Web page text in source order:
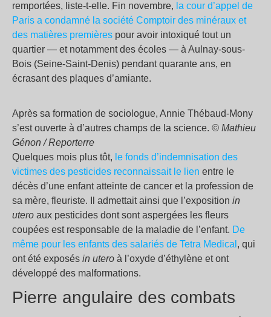
remportées, liste-t-elle. Fin novembre, la cour d’appel de
Paris a condamné la société Comptoir des minéraux et
des matières premières pour avoir intoxiqué tout un
quartier — et notamment des écoles — à Aulnay-sous-
Bois (Seine-Saint-Denis) pendant quarante ans, en
écrasant des plaques d’amiante.
Après sa formation de sociologue, Annie Thébaud-Mony
s’est ouverte à d’autres champs de la science. © Mathieu
Génon / Reporterre
Quelques mois plus tôt, le fonds d’indemnisation des
victimes des pesticides reconnaissait le lien entre le
décès d’une enfant atteinte de cancer et la profession de
sa mère, fleuriste. Il admettait ainsi que l’exposition in
utero aux pesticides dont sont aspergées les fleurs
coupées est responsable de la maladie de l’enfant. De
même pour les enfants des salariés de Tetra Medical , qui
ont été exposés in utero à l’oxyde d’éthylène et ont
développé des malformations.
Pierre angulaire des combats